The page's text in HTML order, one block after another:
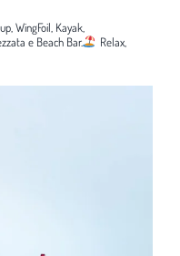
WingFoil, Kayak,
e Beach Bar.
Relax,